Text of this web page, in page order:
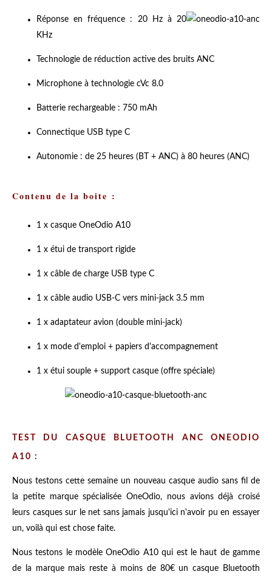
Réponse en fréquence : 20 Hz à 20
KHz
Technologie de réduction active des bruits ANC
Microphone à technologie cVc 8.0
Batterie rechargeable : 750 mAh
Connectique USB type C
Autonomie : de 25 heures (BT + ANC) à 80 heures (ANC)
Contenu de la boite :
1 x casque OneOdio A10
1 x étui de transport rigide
1 x câble de charge USB type C
1 x câble audio USB-C vers mini-jack 3.5 mm
1 x adaptateur avion (double mini-jack)
1 x mode d'emploi + papiers d'accompagnement
1 x étui souple + support casque (offre spéciale)
TEST DU CASQUE BLUETOOTH ANC ONEODIO
A10 :
Nous testons cette semaine un nouveau casque audio sans fil de
la petite marque spécialisée OneOdio, nous avions déjà croisé
leurs casques sur le net sans jamais jusqu'ici n'avoir pu en essayer
un, voilà qui est chose faite.
Nous testons le modèle OneOdio A10 qui est le haut de gamme
de la marque mais reste à moins de 80€ un casque Bluetooth